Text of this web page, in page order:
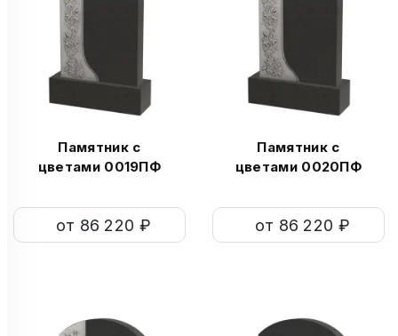
Памятник с
цветами 0019ПФ
от 86 220 ₽
Памятник с
цветами 0020ПФ
от 86 220 ₽